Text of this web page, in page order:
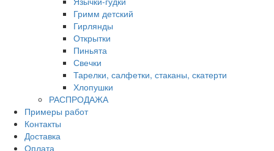
Гримм детский
Гирлянды
Открытки
Пиньята
Свечки
Тарелки, салфетки, стаканы, скатерти
Хлопушки
РАСПРОДАЖА
Примеры работ
Контакты
Доставка
Оплата